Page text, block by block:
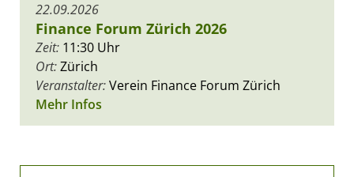
22.09.2026
Finance Forum Zürich 2026
Zeit: 11:30 Uhr
Ort:Zürich
Veranstalter:Verein Finance Forum Zürich
Mehr Infos